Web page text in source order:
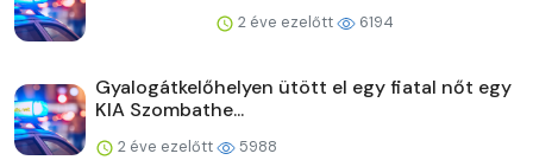
2 éve ezelőtt 6194
Gyalogátkelőhelyen ütött el egy fiatal nőt egy
KIA Szombathe...
2 éve ezelőtt 5988